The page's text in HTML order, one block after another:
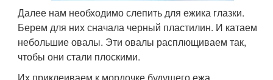
Далее нам необходимо слепить для ежика глазки.
Берем для них сначала черный пластилин. И катаем
небольшие овалы. Эти овалы расплющиваем так,
чтобы они стали плоскими.